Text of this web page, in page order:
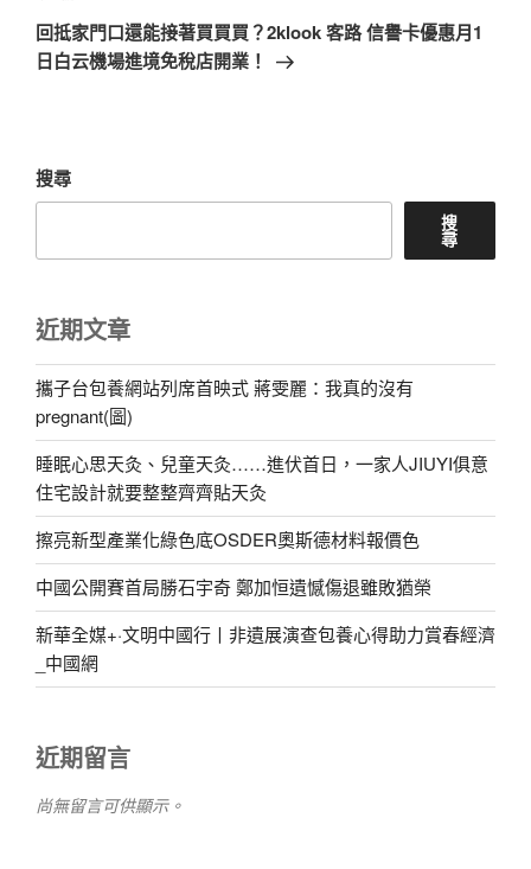
一
篇
回抵家門口還能接著買買買？2klook 客路 信譽卡優惠月1
日白云機場進境免稅店開業！
搜尋
搜
尋
近期文章
攜子台包養網站列席首映式 蔣雯麗：我真的沒有
pregnant(圖)
睡眠心思天灸、兒童天灸……進伏首日，一家人JIUYI俱意
住宅設計就要整整齊齊貼天灸
擦亮新型產業化綠色底OSDER奧斯德材料報價色
中國公開賽首局勝石宇奇 鄭加恒遺憾傷退雖敗猶榮
新華全媒+·文明中國行丨非遺展演查包養心得助力賞春經濟
_中國網
近期留言
尚無留言可供顯示。